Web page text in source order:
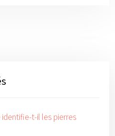
identifie-t-il les pierres